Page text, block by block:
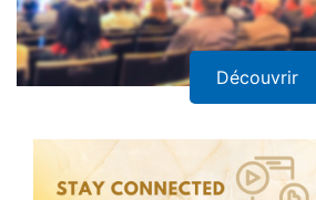
Découvrir